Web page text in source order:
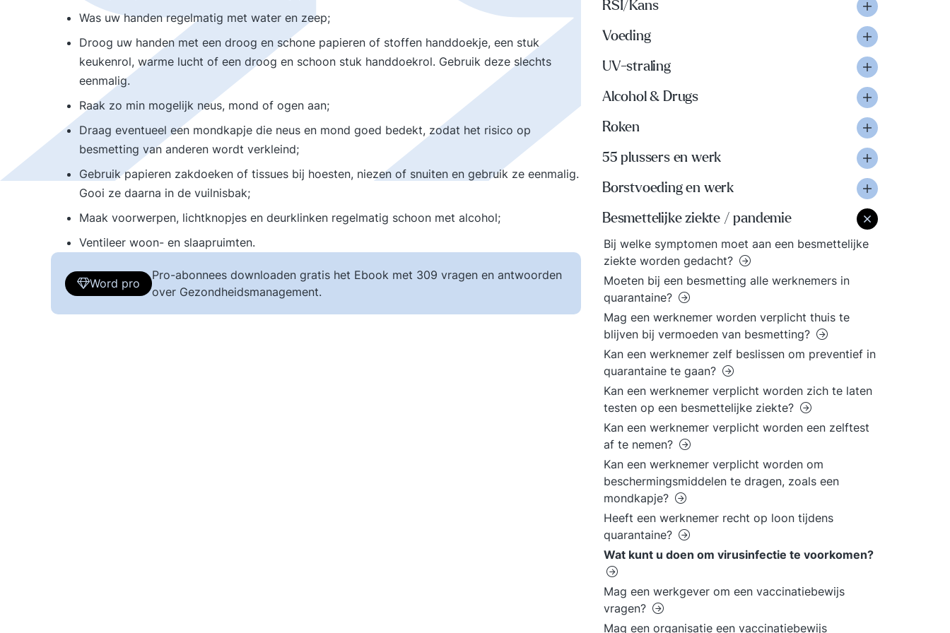
Was uw handen regelmatig met water en zeep;
Droog uw handen met een droog en schone papieren of stoffen handdoekje, een stuk
keukenrol, warme lucht of een droog en schoon stuk handdoekrol. Gebruik deze slechts
eenmalig.
Raak zo min mogelijk neus, mond of ogen aan;
Draag eventueel een mondkapje die neus en mond goed bedekt, zodat het risico op
besmetting van anderen wordt verkleind;
Gebruik papieren zakdoeken of tissues bij hoesten, niezen of snuiten en gebruik ze eenmalig.
Gooi ze daarna in de vuilnisbak;
Maak voorwerpen, lichtknopjes en deurklinken regelmatig schoon met alcohol;
Ventileer woon- en slaapruimten.
Word pro
Pro-abonnees downloaden gratis het Ebook met 309 vragen en antwoorden
over Gezondheidsmanagement.
RSI/Kans
Voeding
UV-straling
Alcohol & Drugs
Roken
55 plussers en werk
Borstvoeding en werk
Besmettelijke ziekte / pandemie
Bij welke symptomen moet aan een besmettelijke
ziekte worden gedacht?
Moeten bij een besmetting alle werknemers in
quarantaine?
Mag een werknemer worden verplicht thuis te
blijven bij vermoeden van besmetting?
Kan een werknemer zelf beslissen om preventief in
quarantaine te gaan?
Kan een werknemer verplicht worden zich te laten
testen op een besmettelijke ziekte?
Kan een werknemer verplicht worden een zelftest
af te nemen?
Kan een werknemer verplicht worden om
beschermingsmiddelen te dragen, zoals een
mondkapje?
Heeft een werknemer recht op loon tijdens
quarantaine?
Wat kunt u doen om virusinfectie te voorkomen?
Mag een werkgever om een vaccinatiebewijs
vragen?
Mag een organisatie een vaccinatiebewijs